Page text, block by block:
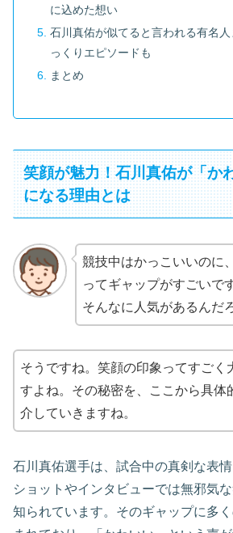
に込めた想い
石川真佑が似てると言われる有名
っくりエピソードも
まとめ
笑顔が魅力！石川真佑が「か
になる理由とは
競技中はかっこいいのに
ってギャップがすごいで
そんなに人気があるんだ
そうですね。笑顔の印象ってすごく
すよね。その秘密を、ここから具体
介していきますね。
石川真佑選手は、試合中の真剣な表
ショットやインタビューでは無邪気
知られています。そのギャップに多